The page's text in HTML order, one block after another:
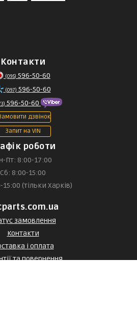
Контакти
(095) 596-50-60
(097) 596-50-60
596-50-60
дзвінок
Запит на VIN
роботи
Пт: 8:00-17:00
Сб: 8:00-15:00
(тільки Харків)
замовлення
Контакти
і оплата
та повернення